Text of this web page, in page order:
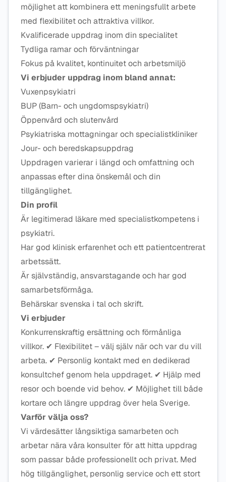
möjlighet att kombinera ett meningsfullt arbete
med flexibilitet och attraktiva villkor.
Kvalificerade uppdrag inom din specialitet
Tydliga ramar och förväntningar
Fokus på kvalitet, kontinuitet och arbetsmiljö
Vi erbjuder uppdrag inom bland annat:
Vuxenpsykiatri
BUP (Barn- och ungdomspsykiatri)
Öppenvård och slutenvård
Psykiatriska mottagningar och specialistkliniker
Jour- och beredskapsuppdrag
Uppdragen varierar i längd och omfattning och
anpassas efter dina önskemål och din
tillgänglighet.
Din profil
Är legitimerad läkare med specialistkompetens i
psykiatri.
Har god klinisk erfarenhet och ett patientcentrerat
arbetssätt.
Är självständig, ansvarstagande och har god
samarbetsförmåga.
Behärskar svenska i tal och skrift.
Vi erbjuder
Konkurrenskraftig ersättning och förmånliga
villkor. ✔ Flexibilitet – välj själv när och var du vill
arbeta. ✔ Personlig kontakt med en dedikerad
konsultchef genom hela uppdraget. ✔ Hjälp med
resor och boende vid behov. ✔ Möjlighet till både
kortare och längre uppdrag över hela Sverige.
Varför välja oss?
Vi värdesätter långsiktiga samarbeten och
arbetar nära våra konsulter för att hitta uppdrag
som passar både professionellt och privat. Med
hög tillgänglighet, personlig service och ett stort